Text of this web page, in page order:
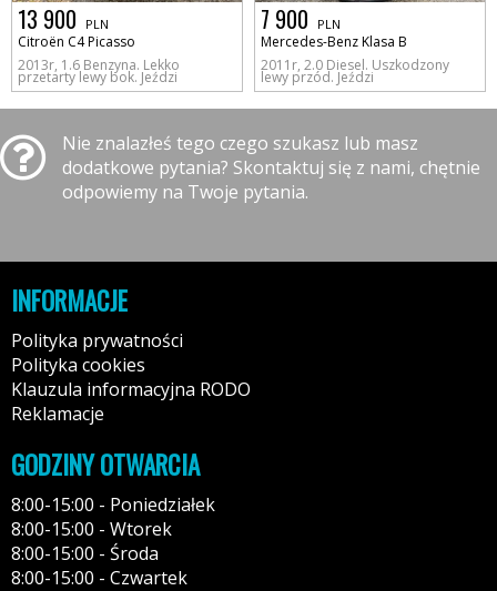
13 900 PLN
Citroën C4 Picasso
2013r, 1.6 Benzyna. Lekko
przetarty lewy bok. Jeździ
7 900 PLN
Mercedes-Benz Klasa B
2011r, 2.0 Diesel. Uszkodzony
lewy przód. Jeździ
Nie znalazłeś tego czego szukasz lub masz
dodatkowe pytania? Skontaktuj się z nami, chętnie
odpowiemy na Twoje pytania.
INFORMACJE
Polityka prywatności
Polityka cookies
Klauzula informacyjna RODO
Reklamacje
GODZINY OTWARCIA
8:00-15:00 - Poniedziałek
8:00-15:00 - Wtorek
8:00-15:00 - Środa
8:00-15:00 - Czwartek